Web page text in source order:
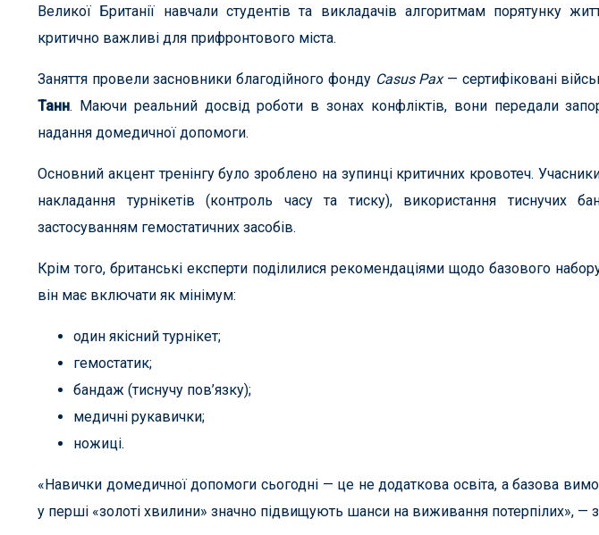
Великої Британії навчали студентів та викладачів алгоритмам порятунку
критично важливі для прифронтового міста.
Заняття провели засновники благодійного фонду Casus Pax— сертифіковані
Танн. Маючи реальний досвід роботи в зонах конфліктів, вони передали
надання домедичної допомоги.
Основний акцент тренінгу було зроблено на зупинці критичних кровотеч.
накладання турнікетів (контроль часу та тиску), використання тиснучих
застосуванням гемостатичних засобів.
Крім того, британські експерти поділилися рекомендаціями щодо базового
він має включати як мінімум:
один якісний турнікет;
гемостатик;
бандаж (тиснучу пов’язку);
медичні рукавички;
ножиці.
«Навички домедичної допомоги сьогодні — це не додаткова освіта, а базова
у перші «золоті хвилини» значно підвищують шанси на виживання потерпілих», —